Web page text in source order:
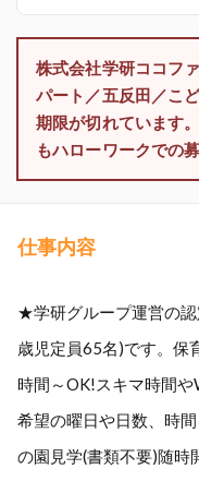
株式会社学研ココフ
パート／五反田／こ
期限が切れています
もハローワークでの
仕事内容
★学研グループ運営の
歳児定員65名)です。
時間～OK!スキマ時間
希望の曜日や日数、時
の園見学(書類不要)随時